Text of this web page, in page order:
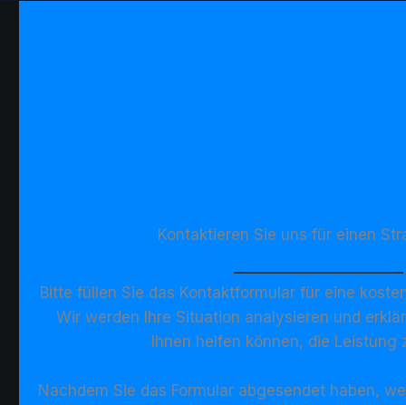
Kontaktieren Sie uns für einen
Bitte füllen Sie das Kontaktformular für eine
Wir werden Ihre Situation analysieren und
Ihnen helfen können, die Leistung
Nachdem Sie das Formular abgesendet haben,